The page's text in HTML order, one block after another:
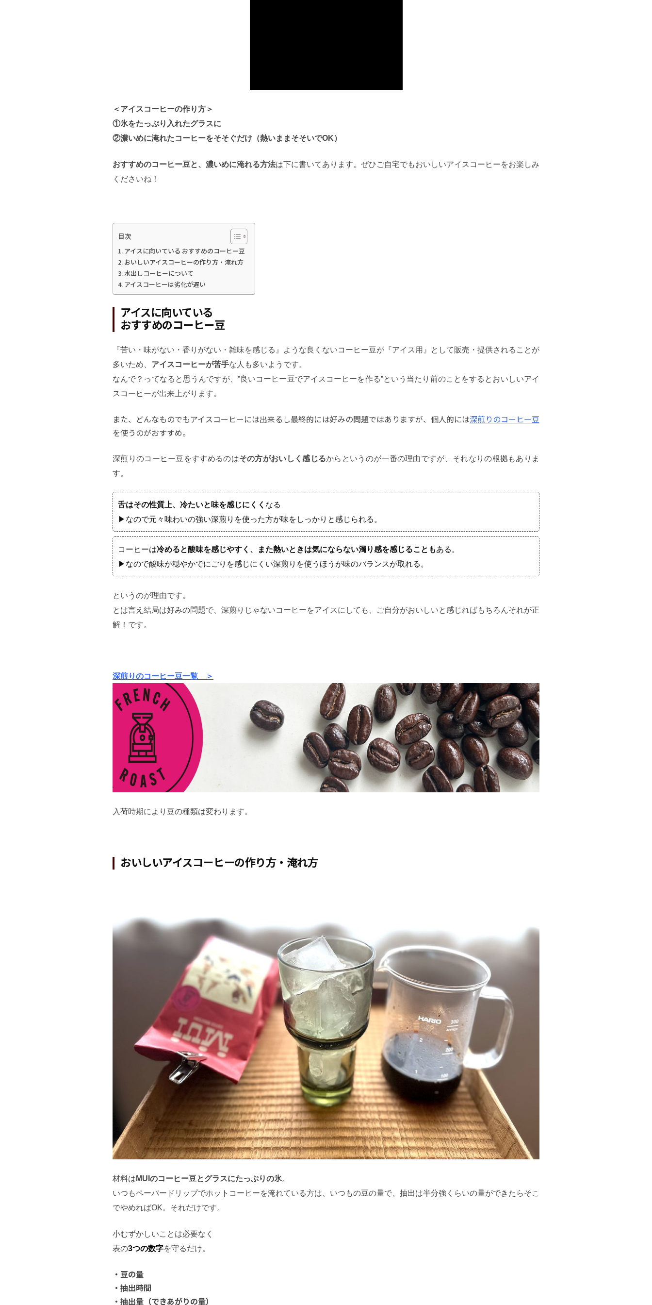
＜アイスコーヒーの作り方＞
①氷をたっぷり入れたグラスに
②濃いめに淹れたコーヒーをそそぐだけ（熱いままそそいでOK）
おすすめのコーヒー豆と、濃いめに淹れる方法は下に書いてあります。 ぜひご自宅でもおいしいアイスコーヒーをお楽しみ
くださいね！
目次
アイスに向いている おすすめのコーヒー豆
おいしいアイスコーヒーの作り方・淹れ方
水出しコーヒーについて
アイスコーヒーは劣化が遅い
アイスに向いている
おすすめのコーヒー豆
『苦い・味がない・香りがない・雑味を感じる』ような良くないコーヒー豆が『アイス用』として販売・提供されることが
多いため、 アイスコーヒーが苦手な人も多いようです。
なんで？ってなると思うんですが、”良いコーヒー豆でアイスコーヒーを作る”という当たり前のことをするとおいしいアイ
スコーヒーが出来上がります。
また、どんなものでもアイスコーヒーには出来るし最終的には好みの問題ではありますが、個人的には深煎りのコーヒー豆
を使うのがおすすめ。
深煎りのコーヒー豆をすすめるのはその方がおいしく感じるからというのが一番の理由ですが、それなりの根拠もありま
す。
舌はその性質上、冷たいと味を感じにくく なる
▶なので元々味わいの強い深煎りを使った方が味をしっかりと感じられる。
コーヒーは冷めると酸味を感じやすく、また熱いときは気にならない濁り感を感じることもある。
▶なので酸味が穏やかでにごりを感じにくい深煎りを使うほうが味のバランスが取れる。
というのが理由です。
とは言え結局は好みの問題で、深煎りじゃないコーヒーをアイスにしても、ご自分がおいしいと感じればもちろんそれが正
解！です。
深煎りのコーヒー豆一覧 ＞
入荷時期により豆の種類は変わります。
おいしいアイスコーヒーの作り方・淹れ方
材料は MUIのコーヒー豆とグラスにたっぷりの氷。
いつもペーパードリップでホットコーヒーを淹れている方は、いつもの豆の量で、抽出は半分強くらいの量ができたらそこ
でやめればOK。それだけです。
小むずかしいことは必要なく
表の3つの数字を守るだけ。
・豆の量
・抽出時間
・抽出量（できあがりの量）